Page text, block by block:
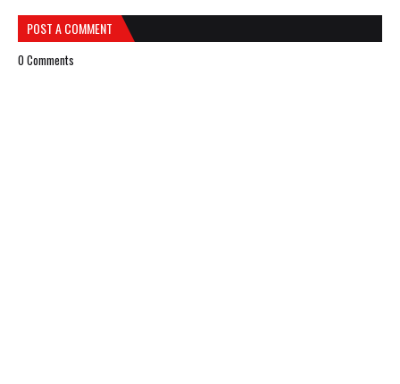
POST A COMMENT
0 Comments